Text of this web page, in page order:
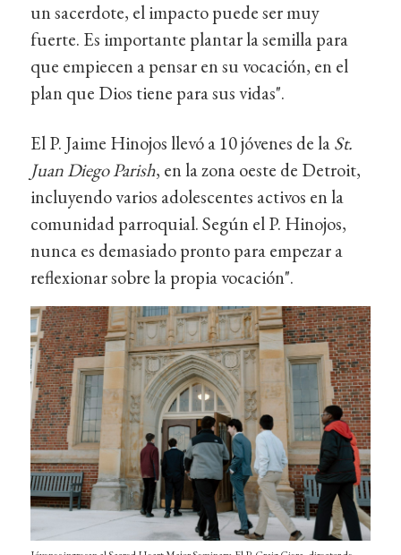
un sacerdote, el impacto puede ser muy
fuerte. Es importante plantar la semilla para
que empiecen a pensar en su vocación, en el
plan que Dios tiene para sus vidas".
El P. Jaime Hinojos llevó a 10 jóvenes de laSt.
Juan Diego Parish, en la zona oeste de Detroit,
incluyendo varios adolescentes activos en la
comunidad parroquial. Según el P. Hinojos,
nunca es demasiado pronto para empezar a
reflexionar sobre la propia vocación".